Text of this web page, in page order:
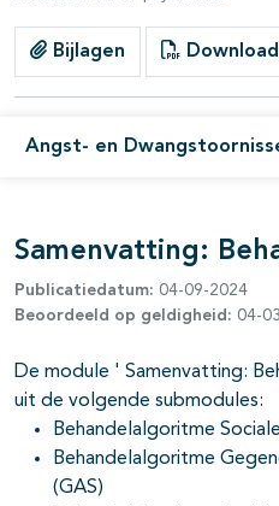
Bijlagen
Angst- en
open- en
open- en
Samenvatting:
Publicatiedatum: 04-09-2024
Beoordeeld op geldigheid: 04-
De module ' Samenvatting:
uit de volgende submodules:
Behandelalgoritme
Behandelalgoritme
(GAS)